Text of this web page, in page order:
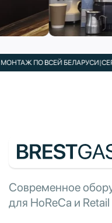
ПО ВСЕЙ БЕЛАРУСИ|
Современное
для HoReCa и